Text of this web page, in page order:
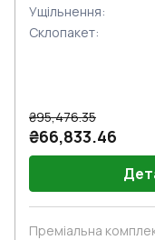
Ущільнення:
Склопакет:
₴95,476.35
₴66,833.46
Преміальна